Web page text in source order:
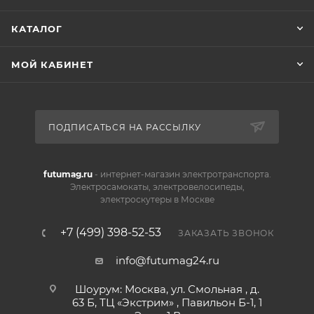
Xiaomi Himo C30S легко складывается и занимает
для тех, кто ценит компактность и мобильность.
КАТАЛОГ
МОЙ КАБИНЕТ
ПОДПИСАТЬСЯ НА РАССЫЛКУ
futumag.ru- интернет-магазин электротранспорта.
Электросамокаты, электровелосипеды,
электроскутеры в Москве
+7 (499) 398-52-53 ЗАКАЗАТЬ ЗВОНОК
info@futumag24.ru
Шоурум: Москва, ул. Смольная , д.
63 Б, ТЦ «Экстрим» , Павильон Б-1, 1